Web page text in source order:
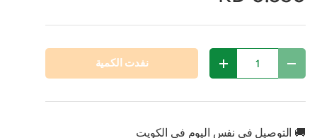
تقليل الكمية زيادة الكمية نفدت الكمية
🚚 التوصيل في نفس اليوم في الكويت